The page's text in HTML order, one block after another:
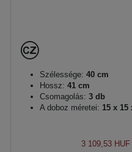
Szélessége: 40 cm
Hossz: 41 cm
Csomagolás: 3 db
A doboz méretei: 15 x 15
3 109,53 HUF